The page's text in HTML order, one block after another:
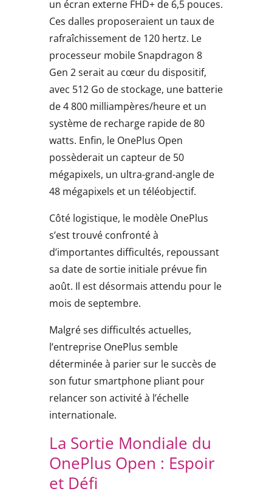
un écran externe FHD+ de 6,5 pouces.
Ces dalles proposeraient un taux de
rafraîchissement de 120 hertz. Le
processeur mobile Snapdragon 8
Gen 2 serait au cœur du dispositif,
avec 512 Go de stockage, une batterie
de 4 800 milliampères/heure et un
système de recharge rapide de 80
watts. Enfin, le OnePlus Open
possèderait un capteur de 50
mégapixels, un ultra-grand-angle de
48 mégapixels et un téléobjectif.
Côté logistique, le modèle OnePlus
s’est trouvé confronté à
d’importantes difficultés, repoussant
sa date de sortie initiale prévue fin
août. Il est désormais attendu pour le
mois de septembre.
Malgré ses difficultés actuelles,
l’entreprise OnePlus semble
déterminée à parier sur le succès de
son futur smartphone pliant pour
relancer son activité à l’échelle
internationale.
La Sortie Mondiale du
OnePlus Open : Espoir
et Défi